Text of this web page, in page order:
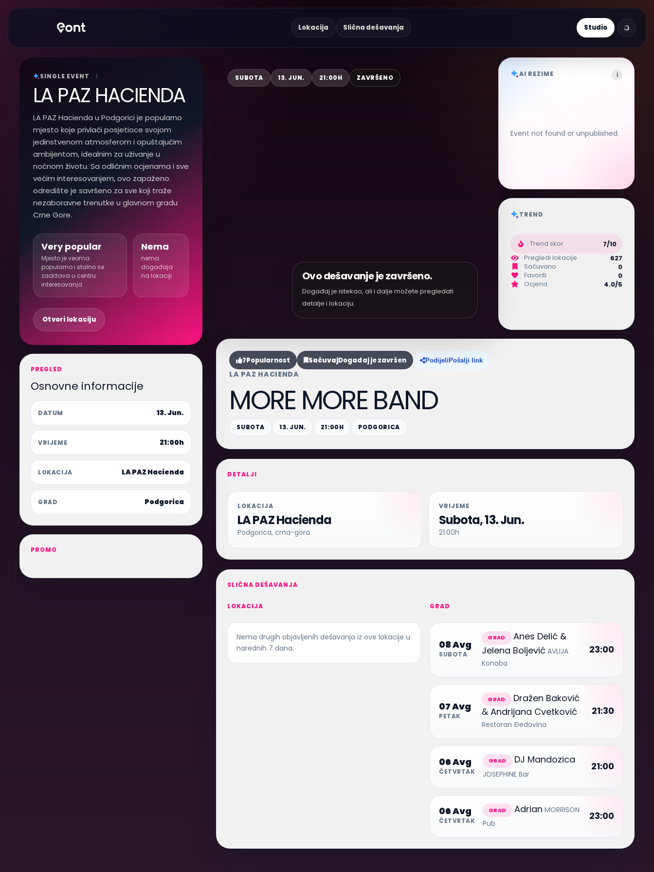
Lokacija Slična dešavanja Studio
SINGLE EVENT i
LA PAZ HACIENDA
LA PAZ Hacienda u Podgorici je popularno
mjesto koje privlači posjetioce svojom
jedinstvenom atmosferom i opuštajućim
ambijentom, idealnim za uživanje u
noćnom životu. Sa odličnim ocjenama i sve
većim interesovanjem, ovo zapaženo
odredište je savršeno za sve koji traže
nezaboravne trenutke u glavnom gradu
Crne Gore.
Very popular
Mjesto je veoma
popularno i stalno se
zadržava u centru
interesovanja.
Nema
nema
događaja
na lokaciji
Otvori lokaciju
PREGLED
Osnovne informacije
DATUM 13. Jun.
VRIJEME 21:00h
LOKACIJA LA PAZ Hacienda
GRAD Podgorica
PROMO
SUBOTA 13. JUN. 21:00H ZAVRŠENO
Ovo dešavanje je završeno.
Događaj je istekao, ali i dalje možete pregledati
detalje i lokaciju.
AI REZIME i
Event not found or unpublished.
TREND
Trend skor
7/10
Pregledi lokacije
627
Sačuvano
0
Favoriti
0
Ocjena
4.0/5
7Popularnost SačuvajDogađaj je završen PodijeliPošalji link
LA PAZ HACIENDA
MORE MORE BAND
SUBOTA 13. JUN. 21:00H PODGORICA
DETALJI
LOKACIJA
LA PAZ Hacienda
Podgorica, crna-gora
VRIJEME
Subota, 13. Jun.
21:00h
SLIČNA DEŠAVANJA
LOKACIJA
Nema drugih objavljenih dešavanja iz ove lokacije u
narednih 7 dana.
GRAD
08 Avg
SUBOTA
GRAD
Anes Delić &
Jelena Boljević AVLIJA
Konoba
23:00
07 Avg
PETAK
GRAD
Dražen Baković
& Andrijana Cvetković
Restoran Đedovina
21:30
06 Avg
ČETVRTAK
GRAD DJ Mandozica
JOSEPHINE Bar
21:00
06 Avg
ČETVRTAK
GRAD Adrian MORRISON
Pub
23:00